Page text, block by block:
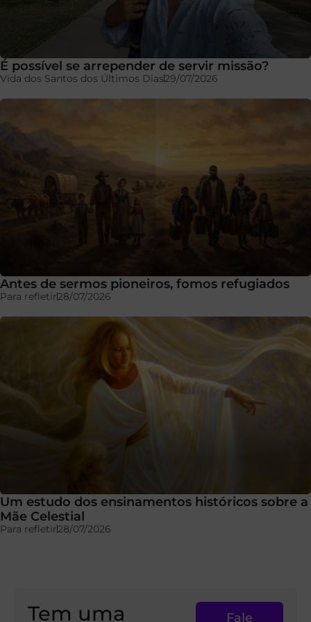
É possível se arrepender de servir missão?
Vida dos Santos dos Últimos Dias29/07/2026
Antes de sermos pioneiros, fomos refugiados
Para refletir28/07/2026
Um estudo dos ensinamentos históricos sobre a
Mãe Celestial
Para refletir28/07/2026
Tem uma
Fale